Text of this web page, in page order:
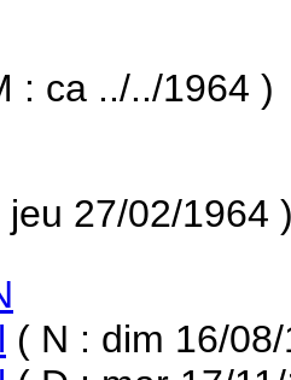
: ca ../../1964 )
jeu 27/02/1964
( N : dim 16/